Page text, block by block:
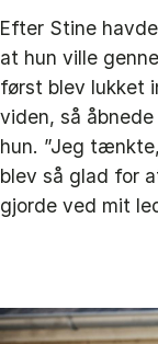
Efter Stine
at hun ville
først blev lukket
viden, så
hun. ”Jeg
blev så glad for
gjorde ved mit